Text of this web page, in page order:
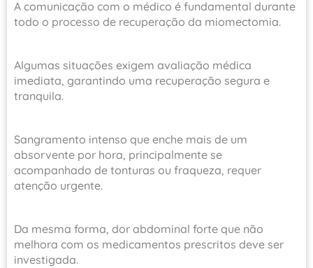
A comunicação com o médico é fundamental durante
todo o processo de recuperação da miomectomia.
Algumas situações exigem avaliação médica
imediata, garantindo uma recuperação segura e
tranquila.
Sangramento intenso que enche mais de um
absorvente por hora, principalmente se
acompanhado de tonturas ou fraqueza, requer
atenção urgente.
Da mesma forma, dor abdominal forte que não
melhora com os medicamentos prescritos deve ser
investigada.